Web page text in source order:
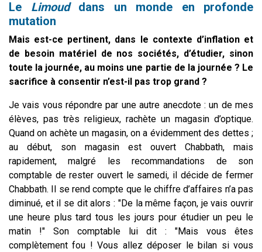
Le Limouddans un monde en profonde
mutation
Mais est-ce pertinent, dans le contexte d’inflation et
de besoin matériel de nos sociétés, d’étudier, sinon
toute la journée, au moins une partie de la journée ? Le
sacrifice à consentir n’est-il pas trop grand ?
Je vais vous répondre par une autre anecdote : un de mes
élèves, pas très religieux, rachète un magasin d’optique.
Quand on achète un magasin, on a évidemment des dettes ;
au début, son magasin est ouvert Chabbath, mais
rapidement, malgré les recommandations de son
comptable de rester ouvert le samedi, il décide de fermer
Chabbath. Il se rend compte que le chiffre d’affaires n’a pas
diminué, et il se dit alors : "De la même façon, je vais ouvrir
une heure plus tard tous les jours pour étudier un peu le
matin !" Son comptable lui dit : "Mais vous êtes
complètement fou ! Vous allez déposer le bilan si vous